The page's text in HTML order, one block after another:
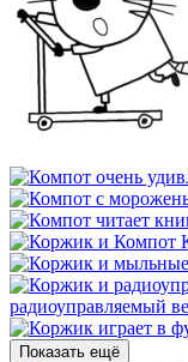
радиоуправляемый
Показать ещё